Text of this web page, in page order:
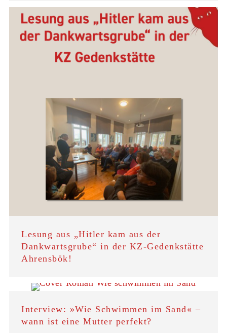
Lesung aus „Hitler kam aus der
Dankwartsgrube“ in der KZ-Gedenkstätte
Ahrensbök!
Interview: »Wie Schwimmen im Sand« –
wann ist eine Mutter perfekt?